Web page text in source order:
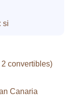
si
convertibles)
Canaria